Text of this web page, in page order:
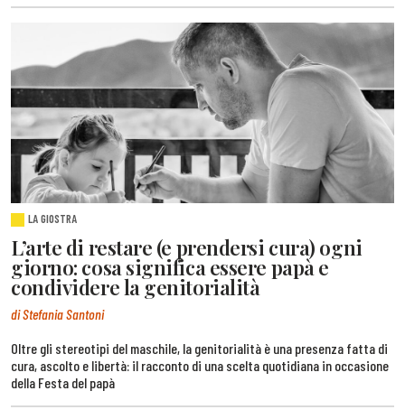
LA GIOSTRA
L’arte di restare (e prendersi cura) ogni
giorno: cosa significa essere papà e
condividere la genitorialità
di Stefania Santoni
Oltre gli stereotipi del maschile, la genitorialità è una presenza fatta di
cura, ascolto e libertà: il racconto di una scelta quotidiana in occasione
della Festa del papà